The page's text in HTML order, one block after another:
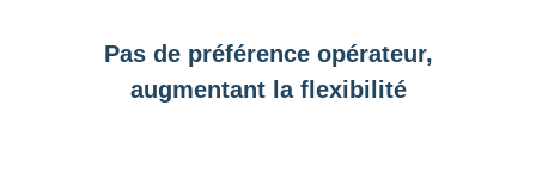
Pas de préférence opérateur,
augmentant la flexibilité